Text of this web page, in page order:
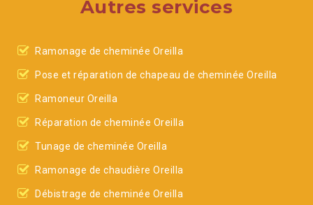
Autres services
Ramonage de cheminée Oreilla
Pose et réparation de chapeau de cheminée Oreilla
Ramoneur Oreilla
Réparation de cheminée Oreilla
Tunage de cheminée Oreilla
Ramonage de chaudière Oreilla
Débistrage de cheminée Oreilla